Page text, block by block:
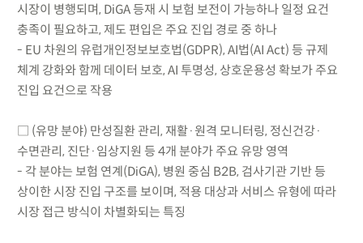
시장이 병행되며, DiGA 등재 시 보험 보전이 가능하나 일정 요건
충족이 필요하고, 제도 편입은 주요 진입 경로 중 하나
- EU 차원의 유럽개인정보보호법(GDPR), AI법(AI Act) 등 규제
체계 강화와 함께 데이터 보호, AI 투명성, 상호운용성 확보가 주요
진입 요건으로 작용
□ (유망 분야) 만성질환 관리, 재활·원격 모니터링, 정신건강·
수면관리, 진단·임상지원 등 4개 분야가 주요 유망 영역
- 각 분야는 보험 연계(DiGA), 병원 중심 B2B, 검사기관 기반 등
상이한 시장 진입 구조를 보이며, 적용 대상과 서비스 유형에 따라
시장 접근 방식이 차별화되는 특징